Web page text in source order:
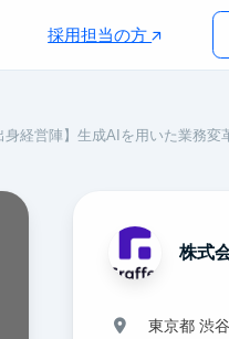
採用担当の方
身経営陣】生成AIを用いた業務
株式
東京都 渋